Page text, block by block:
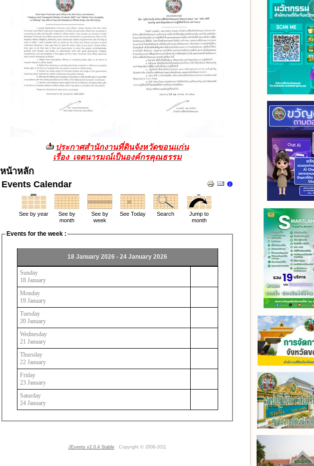
ประกาศสำนักงานที่ดินจังหวัดขอนแก่น
เรื่อง เจตนารมณ์เป็นองค์กรคุณธรรม
หน้าหลัก
Events Calendar
See by year
See by
month
See by
week
See Today Search
Jump to
month
Events for the week :
18 January 2026 - 24 January 2026
Sunday
18 January
Monday
19 January
Tuesday
20 January
Wednesday
21 January
Thursday
22 January
Friday
23 January
Saturday
24 January
JEvents v2.0.4 Stable Copyright © 2006-2011